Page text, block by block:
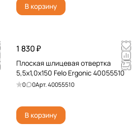
В корзину
1 830 ₽
Плоская шлицевая отвертка
5,5х1,0х150 Felo Ergonic 40055510
0 0Арт.40055510
В корзину